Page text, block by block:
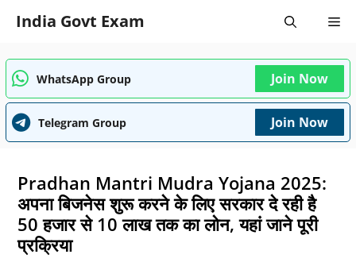
India Govt Exam
WhatsApp Group Join Now
Telegram Group Join Now
Pradhan Mantri Mudra Yojana 2025:
अपना बिजनेस शुरू करने के लिए सरकार दे रही है
50 हजार से 10 लाख तक का लोन, यहां जाने पूरी
प्रक्रिया